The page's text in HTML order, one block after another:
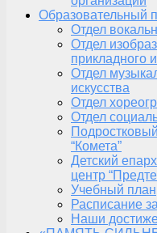
Образовательный
Отдел
Отдел
прикладного
Отдел
искусства
Отдел
Отдел
“Комета”
Детский
центр
Учебный план
Расписание
Наши